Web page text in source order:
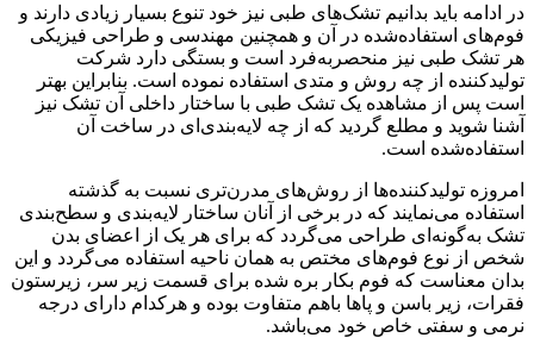
در ادامه باید بدانیم تشک‌های طبی نیز خود تنوع بسیار زیادی دارند و
فوم‌های استفاده‌شده در آن و همچنین مهندسی و طراحی فیزیکی
هر تشک طبی نیز منحصربه‌فرد است و بستگی دارد شرکت
تولیدکننده از چه روش و متدی استفاده نموده است. بنابراین بهتر
است پس از مشاهده یک تشک طبی با ساختار داخلی آن تشک نیز
آشنا شوید و مطلع گردید که از چه لایه‌بندی‌ای در ساخت آن
استفاده‌شده است.
امروزه تولیدکننده‌ها از روش‌های مدرن‌تری نسبت به گذشته
استفاده می‌نمایند که در برخی از آنان ساختار لایه‌بندی و سطح‌بندی
تشک به‌گونه‌ای طراحی می‌گردد که برای هر یک از اعضای بدن
شخص از نوع فوم‌های مختص به همان ناحیه استفاده می‌گردد و این
بدان معناست که فوم بکار بره شده برای قسمت زیر سر، زیرستون
فقرات، زیر باسن و پاها باهم متفاوت بوده و هرکدام دارای درجه
نرمی و سفتی خاص خود می‌باشد.